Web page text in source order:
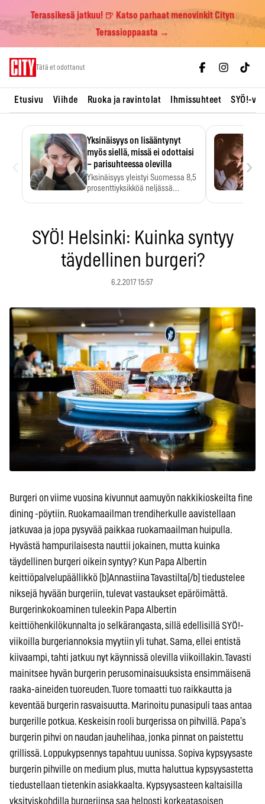
Terassikesä jatkuu! 🍺 Katso parhaat menovinkit Cityn
Terassioppaasta →
Tätä et odottanut
Etusivu Viihde Ruoka ja ravintolat Ihmissuhteet SYÖ!-
Yksinäisyys on lisääntynyt
myös siellä, missä ei odottaisi
– parisuhteessa olevilla
Yksinäisyys yleistyi Suomessa 8,5
prosenttiyksikköä neljässä
›
SYÖ! Helsinki: Kuinka syntyy
täydellinen burgeri?
6.2.2017 15:57
Burgeri on viime vuosina kivunnut aamuyön nakkikioskeilta fine
dining -pöytiin. Ruokamaailman trendiherkulle aavistellaan
jatkuvaa ja jopa pysyvää paikkaa ruokamaailman huipulla.
Hyvästä hampurilaisesta nauttii jokainen, mutta kuinka
täydellinen burgeri oikein syntyy? Kun Papa Albertin
keittiöpalvelupäällikkö [b]Annastiina Tavastilta[/b] tiedustelee
niksejä hyvään burgeriin, tulevat vastaukset epäröimättä.
Burgerinkokoaminen tuleekin Papa Albertin
keittiöhenkilökunnalta jo selkärangasta, sillä edellisillä SYÖ!-
viikoilla burgeriannoksia myytiin yli tuhat. Sama, ellei entistä
kiivaampi, tahti jatkuu nyt käynnissä olevilla viikoillakin. Tavasti
mainitsee hyvän burgerin perusominaisuuksista ensimmäisenä
raaka-aineiden tuoreuden. Tuore tomaatti tuo raikkautta ja
keventää burgerin rasvaisuutta. Marinoitu punasipuli taas antaa
burgerille potkua. Keskeisin rooli burgerissa on pihvillä. Papa’s
burgerin pihvi on naudan jauhelihaa, jonka pinnat on paistettu
grillissä. Loppukypsennys tapahtuu uunissa. Sopiva kypsyysaste
burgerin pihville on medium plus, mutta haluttua kypsyysastetta
tiedustellaan tietenkin asiakkaalta. Kypsyysasteen kaltaisilla
yksityiskohdilla burgeriinsa saa helposti korkeatasoisen